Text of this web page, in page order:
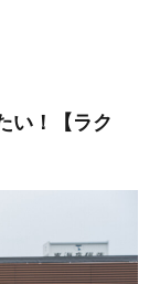
い！【​ラク